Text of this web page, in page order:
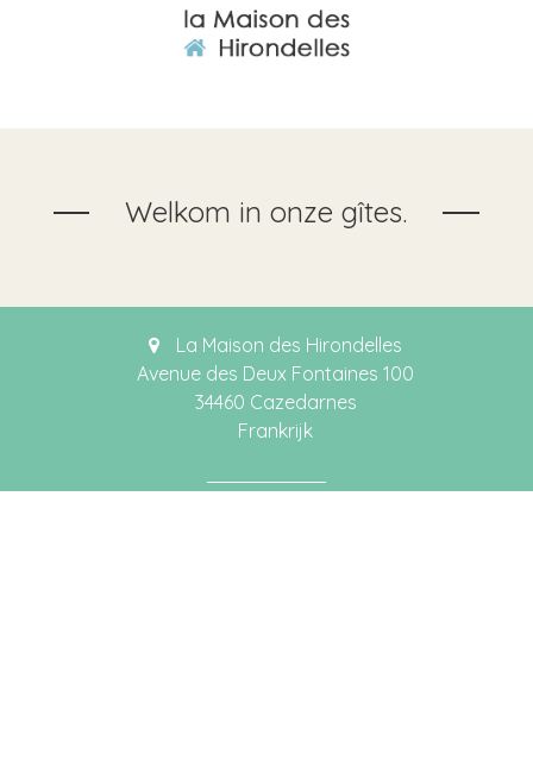
Welkom in onze gîtes.
La Maison des Hirondelles
Avenue des Deux Fontaines 100
34460 Cazedarnes
Frankrijk